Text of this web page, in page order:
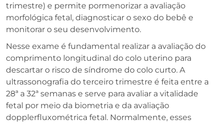
trimestre) e permite pormenorizar a avaliação
morfológica fetal, diagnosticar o sexo do bebê e
monitorar o seu desenvolvimento.
Nesse exame é fundamental realizar a avaliação do
comprimento longitudinal do colo uterino para
descartar o risco de síndrome do colo curto. A
ultrassonografia do terceiro trimestre é feita entre a
28ª a 32ª semanas e serve para avaliar a vitalidade
fetal por meio da biometria e da avaliação
dopplerfluxométrica fetal. Normalmente, esses